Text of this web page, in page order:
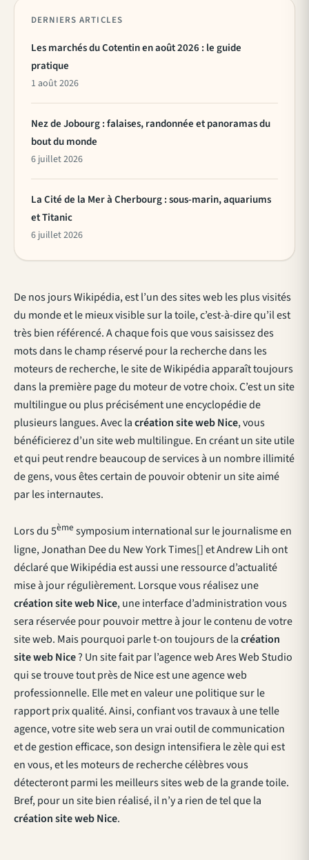
De nos jours Wikipédia, est l’un des sites web les plus visités
du monde et le mieux visible sur la toile, c’est-à-dire qu’il est
très bien référencé. A chaque fois que vous saisissez des
mots dans le champ réservé pour la recherche dans les
moteurs de recherche, le site de Wikipédia apparaît toujours
dans la première page du moteur de votre choix. C’est un site
multilingue ou plus précisément une encyclopédie de
plusieurs langues. Avec lacréation site web Nice, vous
bénéficierez d’un site web multilingue. En créant un site utile
et qui peut rendre beaucoup de services à un nombre illimité
de gens, vous êtes certain de pouvoir obtenir un site aimé
par les internautes.
Lors du 5ème symposium international sur le journalisme en
ligne, Jonathan Dee du New York Times[] et Andrew Lih ont
déclaré que Wikipédia est aussi une ressource d’actualité
mise à jour régulièrement. Lorsque vous réalisez une
création site web Nice, une interface d’administration vous
sera réservée pour pouvoir mettre à jour le contenu de votre
site web. Mais pourquoi parle t-on toujours de lacréation
site web Nice? Un site fait par l’agence web Ares Web Studio
qui se trouve tout près de Nice est une agence web
professionnelle. Elle met en valeur une politique sur le
rapport prix qualité. Ainsi, confiant vos travaux à une telle
agence, votre site web sera un vrai outil de communication
et de gestion efficace, son design intensifiera le zèle qui est
en vous, et les moteurs de recherche célèbres vous
détecteront parmi les meilleurs sites web de la grande toile.
Bref, pour un site bien réalisé, il n’y a rien de tel que la
création site web Nice.
DERNIERS ARTICLES
Les marchés du Cotentin en août 2026 : le guide
pratique
1 août 2026
Nez de Jobourg : falaises, randonnée et panoramas du
bout du monde
6 juillet 2026
La Cité de la Mer à Cherbourg : sous-marin, aquariums
et Titanic
6 juillet 2026